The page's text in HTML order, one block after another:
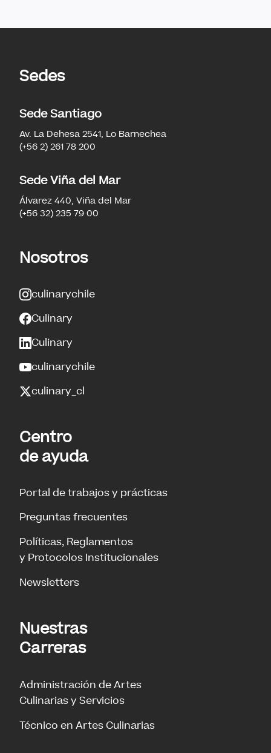
Sedes
Sede Santiago
Av. La Dehesa 2541, Lo Barnechea
(+56 2) 261 78 200
Sede Viña del Mar
Álvarez 440, Viña del Mar
(+56 32) 235 79 00
Nosotros
culinarychile
Culinary
Culinary
culinarychile
culinary_cl
Centro
de ayuda
Portal de trabajos y prácticas
Preguntas frecuentes
Políticas, Reglamentos
y Protocolos Institucionales
Newsletters
Nuestras
Carreras
Administración de Artes
Culinarias y Servicios
Técnico en Artes Culinarias